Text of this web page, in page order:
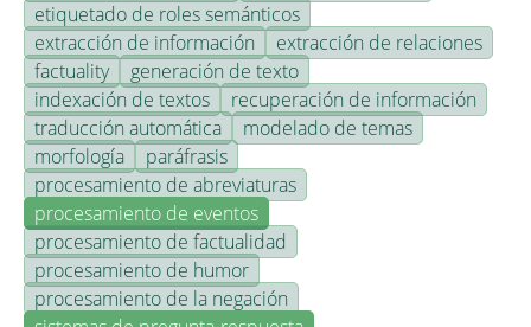
etiquetado de roles semánticos
extracción de información
extracción de relaciones
factuality
generación de texto
indexación de textos
recuperación de información
traducción automática
modelado de temas
morfología
paráfrasis
procesamiento de abreviaturas
procesamiento de eventos
procesamiento de factualidad
procesamiento de humor
procesamiento de la negación